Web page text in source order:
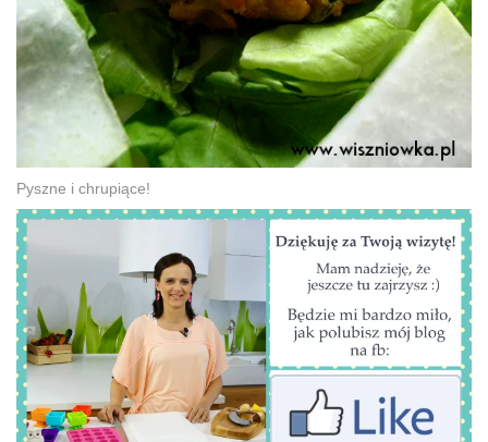
Pyszne i chrupiące!